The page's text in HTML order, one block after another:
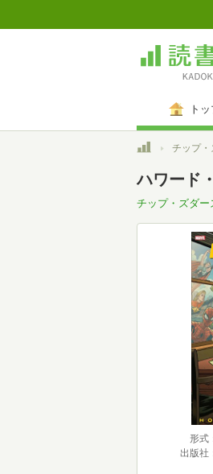
ト
トップチップ・
ハワード
チップ・ズダー
形式
出版社